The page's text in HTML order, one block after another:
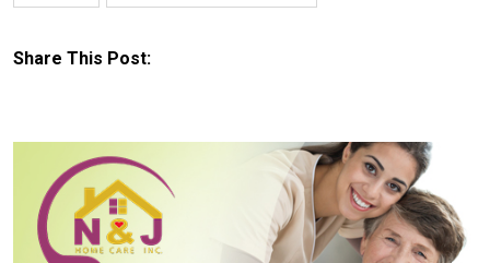
Share This Post: